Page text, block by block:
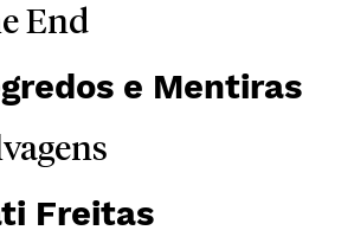
End
e Mentiras
Freitas